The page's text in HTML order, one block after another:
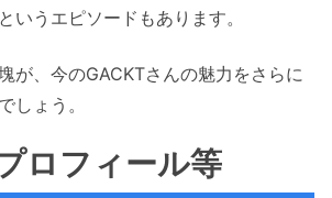
いうエピソードもあります。
が、今のGACKTさんの魅力をさらに
しょう。
ロフィール等